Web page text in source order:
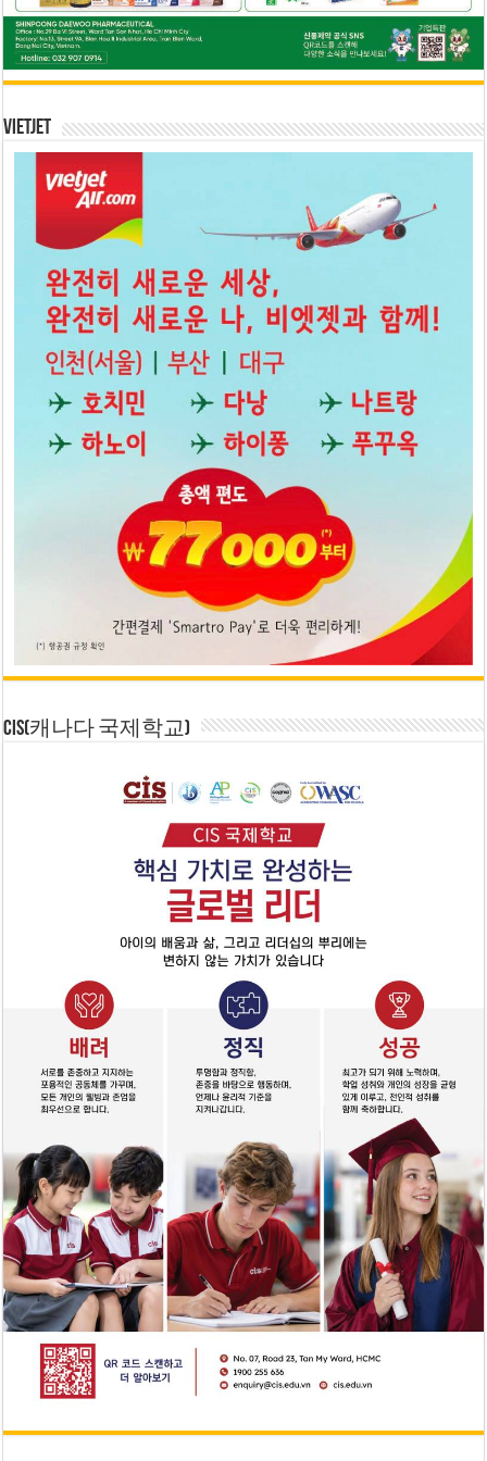
Vietjet
CIS(캐나다 국제학교)